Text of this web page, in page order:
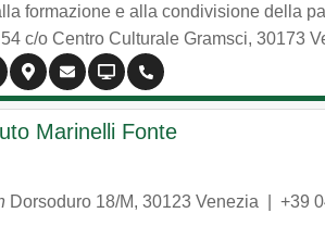
formazione e alla condivisione della
c/o Centro Culturale Gramsci, 30173
Marinelli Fonte
Dorsoduro 18/M, 30123 Venezia +39